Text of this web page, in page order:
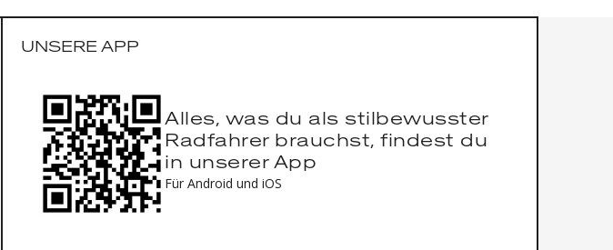
UNSERE APP
Alles, was du als stilbewusster
Radfahrer brauchst, findest du
in unserer App
Für Android und iOS